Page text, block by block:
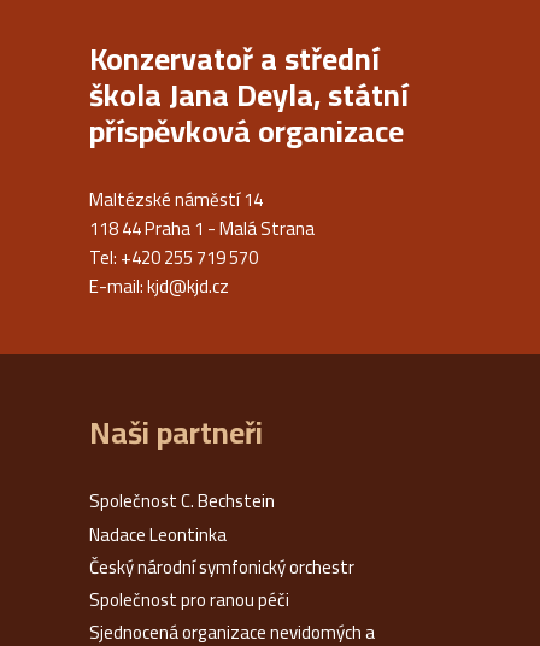
Konzervatoř a střední
škola Jana Deyla, státní
příspěvková organizace
Maltézské náměstí 14
118 44 Praha 1 - Malá Strana
Tel: +420 255 719 570
E-mail:kjd@kjd.cz
Naši partneři
Společnost C. Bechstein
Nadace Leontinka
Český národní symfonický orchestr
Společnost pro ranou péči
Sjednocená organizace nevidomých a